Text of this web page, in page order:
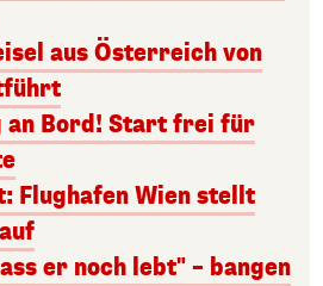
aus Österreich von
an Bord! Start frei für
Flughafen Wien stellt
er noch lebt" – bangen